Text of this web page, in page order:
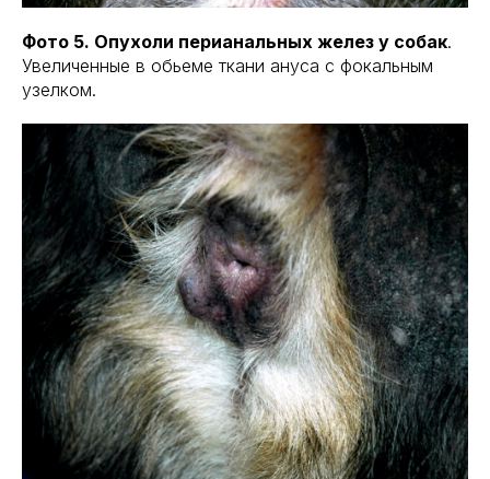
Фото 5. Опухоли перианальных желез у собак.
Увеличенные в обьеме ткани ануса с фокальным
узелком.